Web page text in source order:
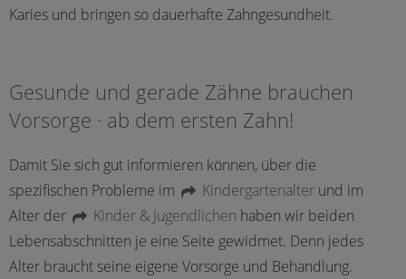
Karies und bringen so dauerhafte Zahngesundheit.
Gesunde und gerade Zähne brauchen
Vorsorge · ab dem ersten Zahn!
Damit Sie sich gut informieren können, über die
spezifischen Probleme im
Kindergartenalter und im
Alter der
Kinder & Jugendlichen haben wir beiden
Lebensabschnitten je eine Seite gewidmet. Denn jedes
Alter braucht seine eigene Vorsorge und Behandlung.